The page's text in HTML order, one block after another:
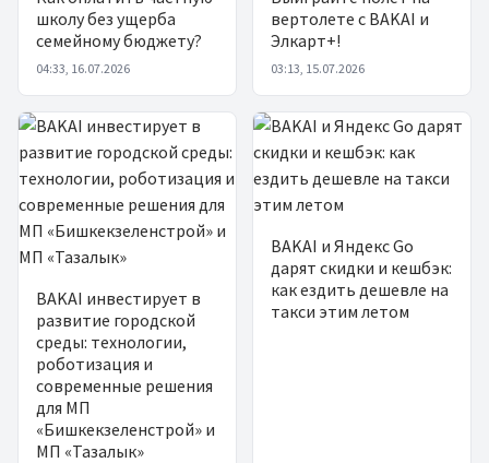
школу без ущерба
семейному бюджету?
04:33, 16.07.2026
вертолете с BAKAI и
Элкарт+!
03:13, 15.07.2026
BAKAI инвестирует в
развитие городской
среды: технологии,
роботизация и
современные решения
для МП
«Бишкекзеленстрой» и
МП «Тазалык»
BAKAI и Яндекс Go
дарят скидки и кешбэк:
как ездить дешевле на
такси этим летом